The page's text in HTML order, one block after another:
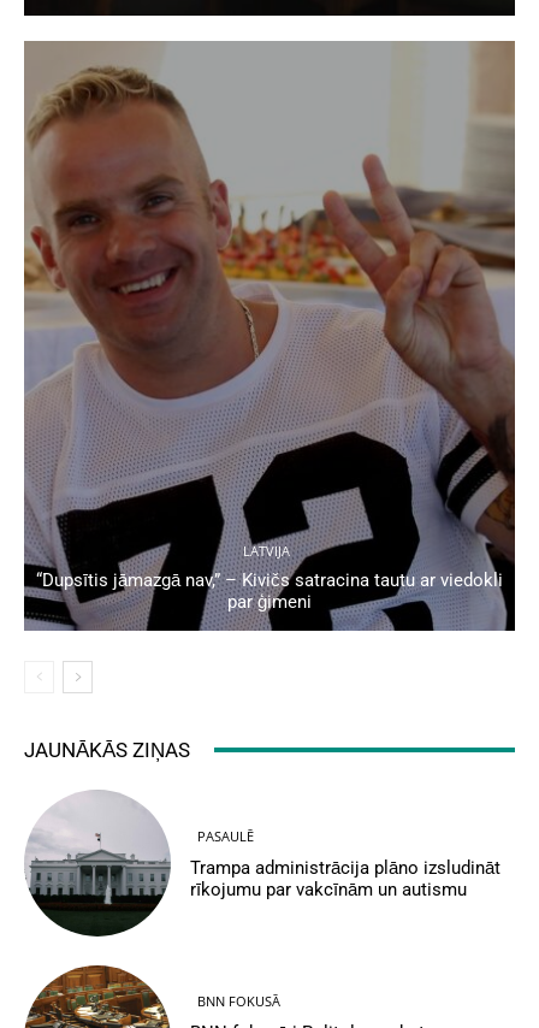
LATVIJA
“Dupsītis jāmazgā nav,” – Kivičs satracina tautu ar viedokli
par ģimeni
JAUNĀKĀS ZIŅAS
PASAULĒ
Trampa administrācija plāno izsludināt
rīkojumu par vakcīnām un autismu
BNN FOKUSĀ